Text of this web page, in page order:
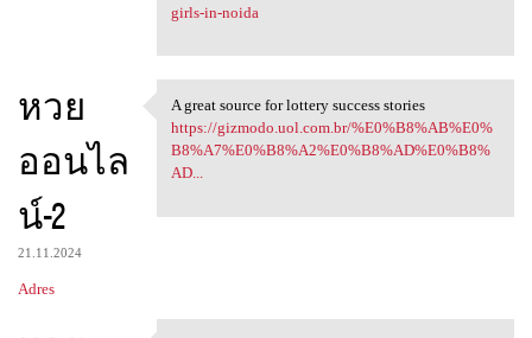
girls-in-noida
หวย
ออนไล
น์-2
21.11.2024
Adres
A great source for lottery
A great source for lottery success stories
https://gizmodo.uol.com.br/%E0%B8%AB%E0%
B8%A7%E0%B8%A2%E0%B8%AD%E0%B8%
AD...